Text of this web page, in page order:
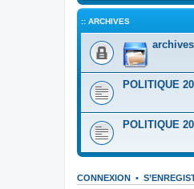
:: ARCHIVES
archives
POLITIQUE
POLITIQUE
CONNEXION •